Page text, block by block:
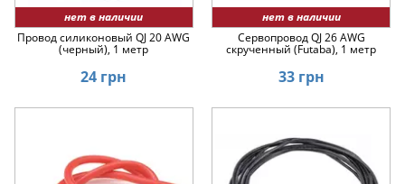
нет в наличии
Провод силиконовый QJ 20 AWG
(черный), 1 метр
24 грн
нет в наличии
Сервопровод QJ 26 AWG
скрученный (Futaba), 1 метр
33 грн